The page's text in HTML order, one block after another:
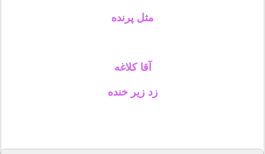
مثل پرنده
آقا کلاغه
زد زیر خنده